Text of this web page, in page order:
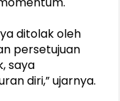
ditolak oleh
persetujuan
saya
diri,” ujarnya.